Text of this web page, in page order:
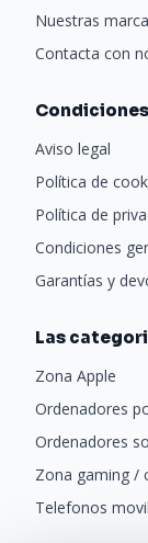
Nuestras
Contacta con
Condiciones
Aviso legal
Política de
Política de
Condiciones
Garantías y
Las
Zona Apple
Ordenadores
Ordenadores
Zona gaming /
Telefonos